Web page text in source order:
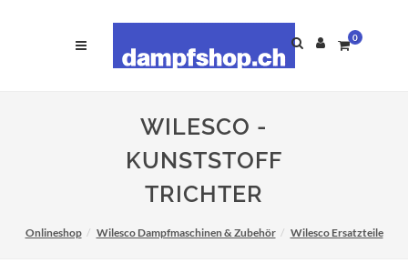
0
WILESCO -
KUNSTSTOFF
TRICHTER
Onlineshop Wilesco Dampfmaschinen & Zubehör Wilesco Ersatzteile